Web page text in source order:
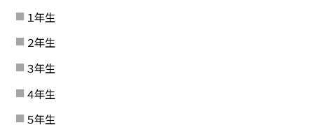
１年生
２年生
３年生
４年生
５年生